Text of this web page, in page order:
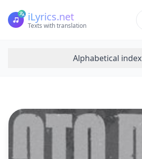
iLyrics.net
Texts with translation
Alphabetical index